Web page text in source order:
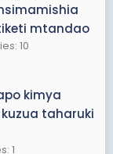
mtandao
10
kimya
taharuki
1